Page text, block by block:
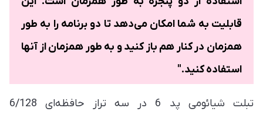
قابلیت به شما امکان می‌دهد تا دو برنامه را به طور
همزمان در کنار هم باز کنید و به طور همزمان از آنها
استفاده کنید."
تبلت شیائومی پد 6 در سه تراز حافظه‌ای 6/128